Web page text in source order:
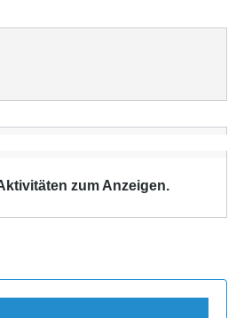
zum Anzeigen.